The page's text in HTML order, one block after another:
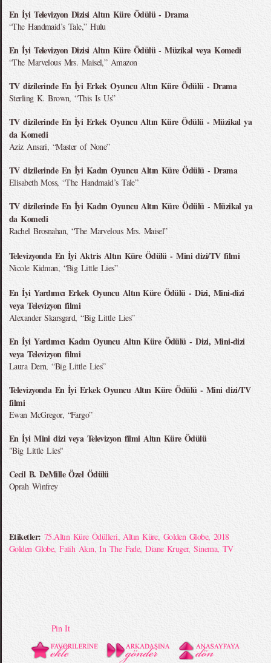
En İyi Televizyon Dizisi Altın Küre Ödülü - Drama
“The Handmaid’s Tale,” Hulu
En İyi Televizyon Dizisi Altın Küre Ödülü - Müzikal veya Komedi
“The Marvelous Mrs. Maisel,” Amazon
TV dizilerinde En İyi Erkek Oyuncu Altın Küre Ödülü - Drama
Sterling K. Brown, “This Is Us”
TV dizilerinde En İyi Erkek Oyuncu Altın Küre Ödülü - Müzikal ya
da Komedi
Aziz Ansari, “Master of None”
TV dizilerinde En İyi Kadın Oyuncu Altın Küre Ödülü - Drama
Elisabeth Moss, “The Handmaid’s Tale”
TV dizilerinde En İyi Kadın Oyuncu Altın Küre Ödülü - Müzikal ya
da Komedi
Rachel Brosnahan, “The Marvelous Mrs. Maisel”
Televizyonda En İyi Aktris Altın Küre Ödülü - Mini dizi/TV filmi
Nicole Kidman, “Big Little Lies”
En İyi Yardımcı Erkek Oyuncu Altın Küre Ödülü - Dizi, Mini-dizi
veya Televizyon filmi
Alexander Skarsgard, “Big Little Lies”
En İyi Yardımcı Kadın Oyuncu Altın Küre Ödülü - Dizi, Mini-dizi
veya Televizyon filmi
Laura Dern, “Big Little Lies”
Televizyonda En İyi Erkek Oyuncu Altın Küre Ödülü - Mini dizi/TV
filmi
Ewan McGregor, “Fargo”
En İyi Mini dizi veya Televizyon filmi Altın Küre Ödülü
"Big Little Lies"
Cecil B. DeMille Özel Ödülü
Oprah Winfrey
Etiketler: 75.Altın Küre Ödülleri,Altın Küre, Golden Globe, 2018
Golden Globe,Fatih Akın,In The Fade,Diane Kruger,Sinema, TV
Pin It